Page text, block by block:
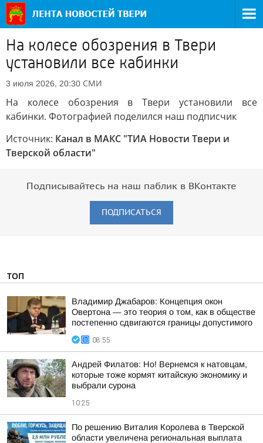
На колесе обозрения в Твери
установили все кабинки
3 июля 2026, 20:30 СМИ
На колесе обозрения в Твери установили все
кабинки. Фотографией поделился наш подписчик
Источник: Канал в МАКС "ТИА Новости Твери и
Тверской области"
Подписывайтесь на наш паблик в ВКонтакте
ПОДПИСАТЬСЯ
ТОП
Владимир Джабаров: Концепция окон
Овертона — это теория о том, как в обществе
постепенно сдвигаются границы допустимого
08:55
Андрей Филатов: Но! Вернемся к натовцам,
которые тоже кормят китайскую экономику и
выбрали сурона
10:25
По решению Виталия Королева в Тверской
области увеличена региональная выплата